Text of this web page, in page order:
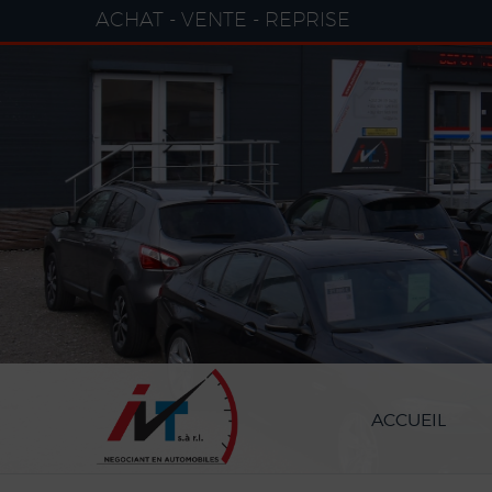
ACHAT - VENTE - REPRISE
ACCUEIL
Paramètres avancés des cookies